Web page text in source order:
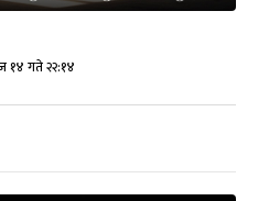
१४ गते २२:१४